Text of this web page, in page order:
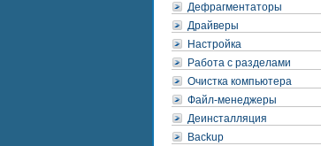
Дефрагментаторы
Драйверы
Настройка
Работа с разделами
Очистка компьютера
Файл-менеджеры
Деинсталляция
Backup